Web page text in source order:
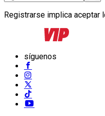
Registrarse implica aceptar
síguenos